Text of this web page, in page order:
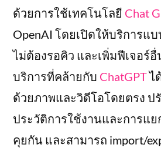
ด้วยการใช้เทคโนโลยี Chat
OpenAI โดยเปิดให้บริการแ
ไม่ต้องรอคิว และเพิ่มฟีเจอร์อื่
บริการที่คล้ายกับ ChatGPTไ
ด้วยภาพและวิดีโอโดยตรง ป
ประวัติการใช้งานและการแย
คุยกัน และสามารถ import/